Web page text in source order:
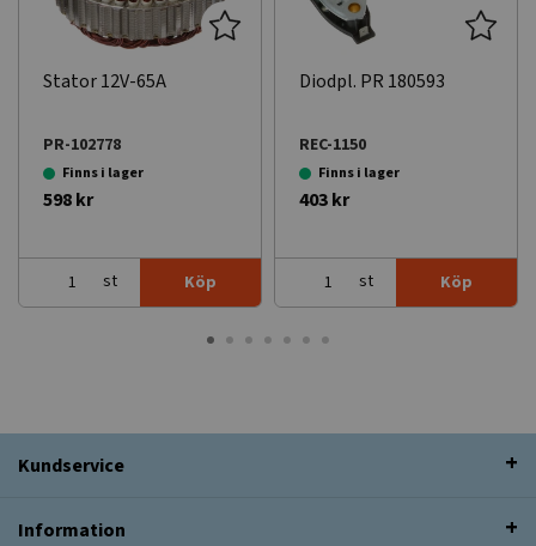
Stator 12V-65A
PR-102778
Finns i lager
598 kr
st Köp
Diodpl. PR 180593
REC-1150
Finns i lager
403 kr
st Köp
Kundservice
Information